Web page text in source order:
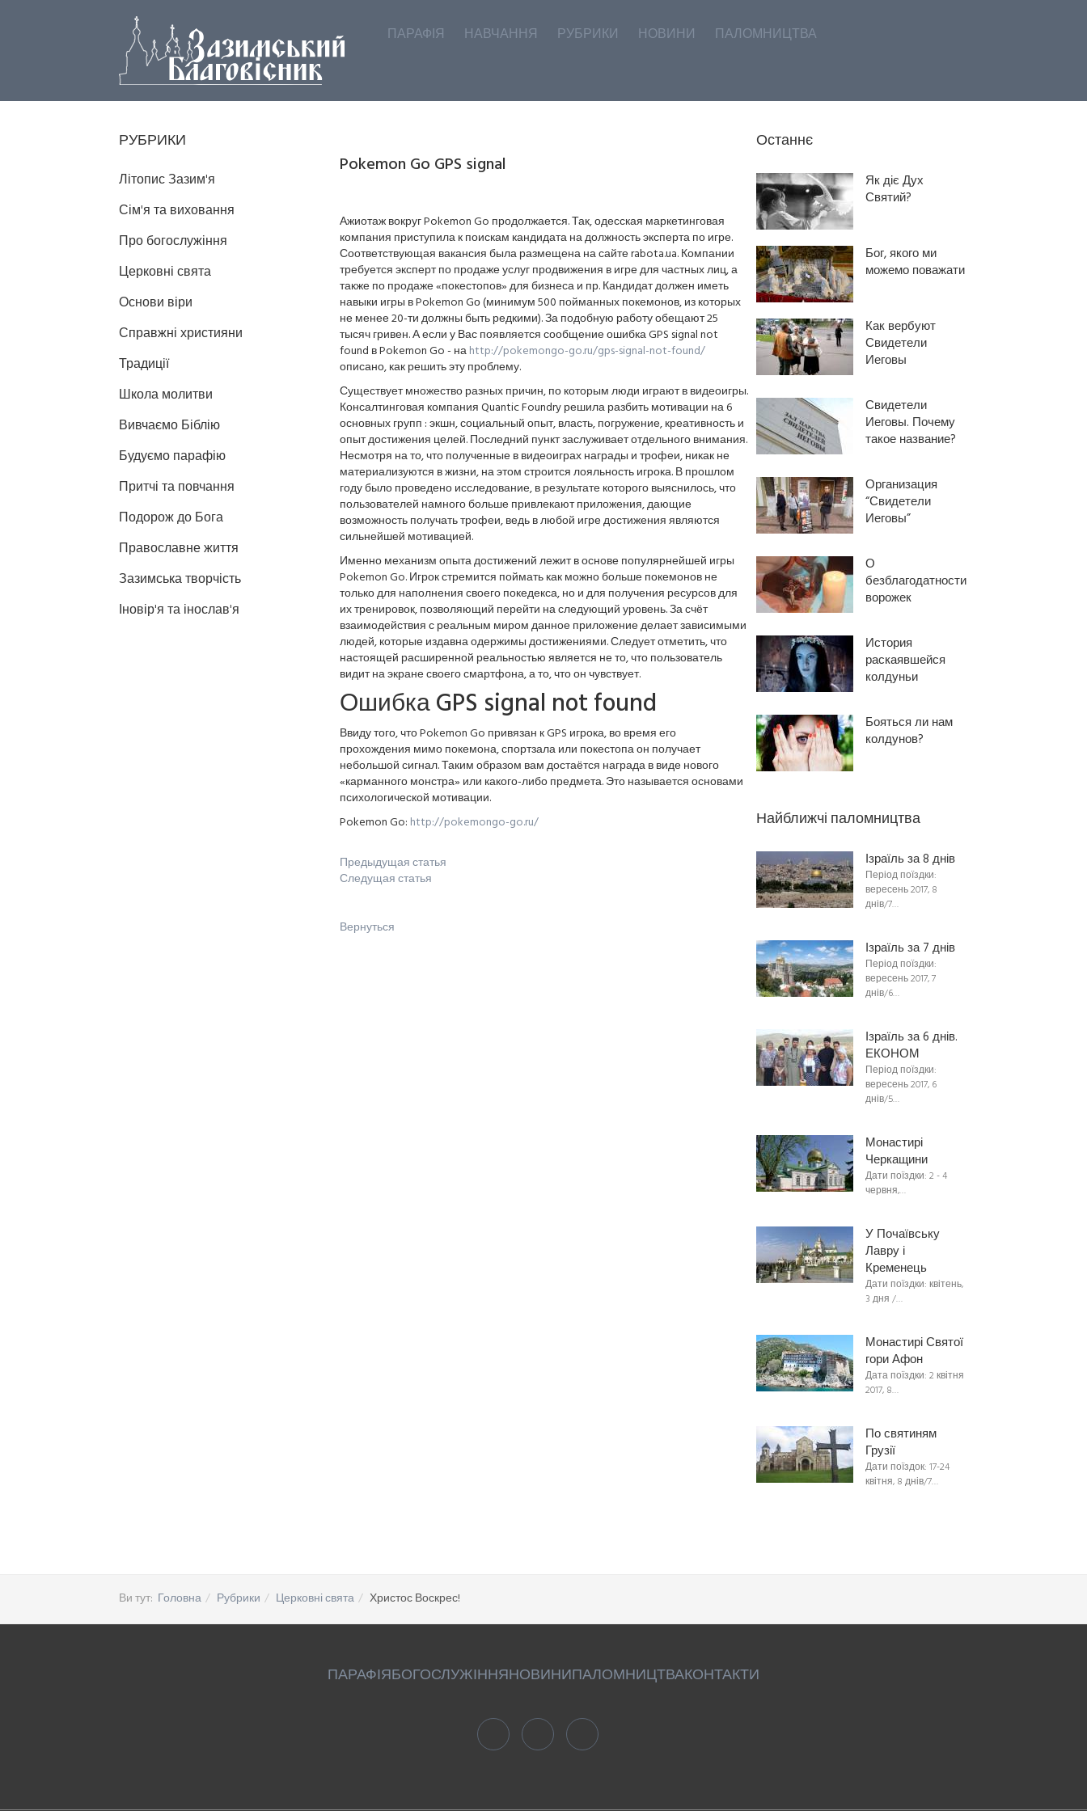
ПАРАФІЯ НАВЧАННЯ РУБРИКИ НОВИНИ ПАЛОМНИЦТВА
Pokemon Go GPS signal
Ажиотаж вокруг Pokemon Go продолжается. Так, одесская маркетинговая
компания приступила к поискам кандидата на должность эксперта по игре.
Соответствующая вакансия была размещена на сайте rabota.ua. Компании
требуется эксперт по продаже услуг продвижения в игре для частных лиц, а
также по продаже «покестопов» для бизнеса и пр. Кандидат должен иметь
навыки игры в Pokemon Gо (минимум 500 пойманных покемонов, из которых
не менее 20-ти должны быть редкими). За подобную работу обещают 25
тысяч гривен. А если у Вас появляется сообщение ошибка GPS signal not
found в Pokemon Go - наhttp://pokemongo-go.ru/gps-signal-not-found/
описано, как решить эту проблему.
Существует множество разных причин, по которым люди играют в видеоигры.
Консалтинговая компания Quantic Foundry решила разбить мотивации на 6
основных групп : экшн, социальный опыт, власть, погружение, креативность и
опыт достижения целей. Последний пункт заслуживает отдельного внимания.
Несмотря на то, что полученные в видеоиграх награды и трофеи, никак не
материализуются в жизни, на этом строится лояльность игрока. В прошлом
году было проведено исследование, в результате которого выяснилось, что
пользователей намного больше привлекают приложения, дающие
возможность получать трофеи, ведь в любой игре достижения являются
сильнейшей мотивацией.
Именно механизм опыта достижений лежит в основе популярнейшей игры
Pokemon Go. Игрок стремится поймать как можно больше покемонов не
только для наполнения своего покедекса, но и для получения ресурсов для
их тренировок, позволяющий перейти на следующий уровень. За счёт
взаимодействия с реальным миром данное приложение делает зависимыми
людей, которые издавна одержимы достижениями. Следует отметить, что
настоящей расширенной реальностью является не то, что пользователь
видит на экране своего смартфона, а то, что он чувствует.
Ошибка GPS signal not found
Ввиду того, что Pokemon Go привязан к GPS игрока, во время его
прохождения мимо покемона, спортзала или покестопа он получает
небольшой сигнал. Таким образом вам достаётся награда в виде нового
«карманного монстра» или какого-либо предмета. Это называется основами
психологической мотивации.
Pokemon Go: http://pokemongo-go.ru/
Предыдущая статья
Следущая статья
Вернуться
РУБРИКИ
Літопис Зазим'я
Сім'я та виховання
Про богослужіння
Церковні свята
Основи віри
Справжні християни
Традиції
Школа молитви
Вивчаємо Біблію
Будуємо парафію
Притчі та повчання
Подорож до Бога
Православне життя
Зазимська творчість
Іновір'я та інослав'я
Останнє
Як діє Дух
Святий?
Бог, якого ми
можемо поважати
Как вербуют
Свидетели
Иеговы
Свидетели
Иеговы. Почему
такое название?
Организация
“Свидетели
Иеговы”
О
безблагодатности
ворожек
История
раскаявшейся
колдуньи
Бояться ли нам
колдунов?
Найближчі паломництва
Ізраїль за 8 днів
Період поїздки:
вересень 2017, 8
днів/7…
Ізраїль за 7 днів
Період поїздки:
вересень 2017, 7
днів/6…
Ізраїль за 6 днів.
ЕКОНОМ
Період поїздки:
вересень 2017, 6
днів/5…
Монастирі
Черкащини
Дати поїздки: 2 - 4
червня,…
У Почаївську
Лавру і
Кременець
Дати поїздки: квітень,
3 дня /…
Монастирі Святої
гори Афон
Дата поїздки: 2 квітня
2017, 8…
По святиням
Грузії
Дати поїздок: 17-24
квітня, 8 днів/7…
Ви тут: Головна Рубрики Церковні свята Христос Воскрес!
ПАРАФІЯБОГОСЛУЖІННЯНОВИНИПАЛОМНИЦТВАКОНТАКТИ